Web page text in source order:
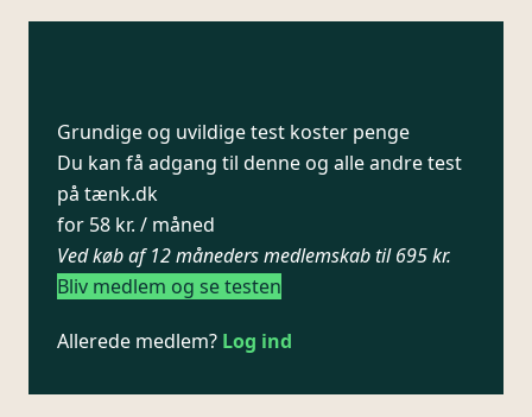
Grundige og uvildige test koster penge
Du kan få adgang til denne og alle andre test
på tænk.dk
for 58 kr. / måned
Ved køb af 12 måneders medlemskab til 695 kr.
Bliv medlem og se testen
Allerede medlem? Log ind